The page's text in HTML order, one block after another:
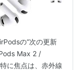
の“次の更新
Max 2 /
に焦点は、赤外線